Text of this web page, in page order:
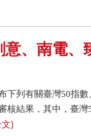
意、南電
下列有關臺灣50指
核結果，其中，臺
)